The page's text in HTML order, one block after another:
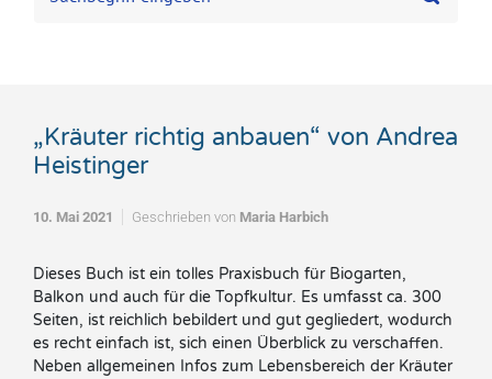
„Kräuter richtig anbauen“ von Andrea
Heistinger
10. Mai 2021 Geschrieben von Maria Harbich
Dieses Buch ist ein tolles Praxisbuch für Biogarten,
Balkon und auch für die Topfkultur. Es umfasst ca. 300
Seiten, ist reichlich bebildert und gut gegliedert, wodurch
es recht einfach ist, sich einen Überblick zu verschaffen.
Neben allgemeinen Infos zum Lebensbereich der Kräuter